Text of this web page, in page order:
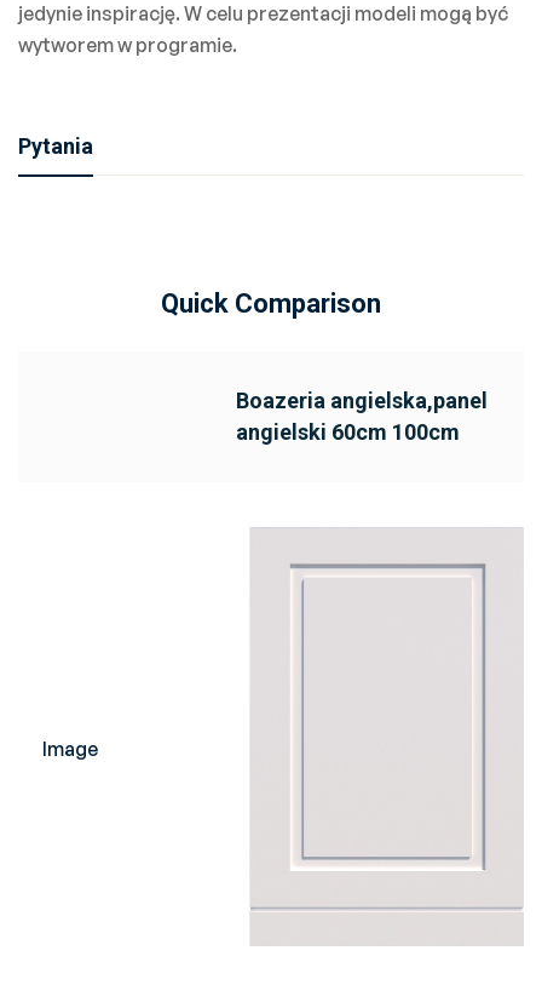
jedynie inspirację. W celu prezentacji modeli mogą być
wytworem w programie.
Pytania
Quick Comparison
Boazeria angielska,panel
angielski 60cm 100cm
Image